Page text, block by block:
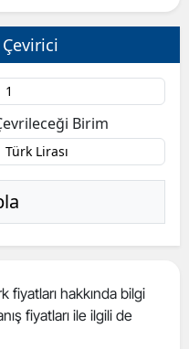
Birim
fiyatları hakkında bilgi
fiyatları ile ilgili de